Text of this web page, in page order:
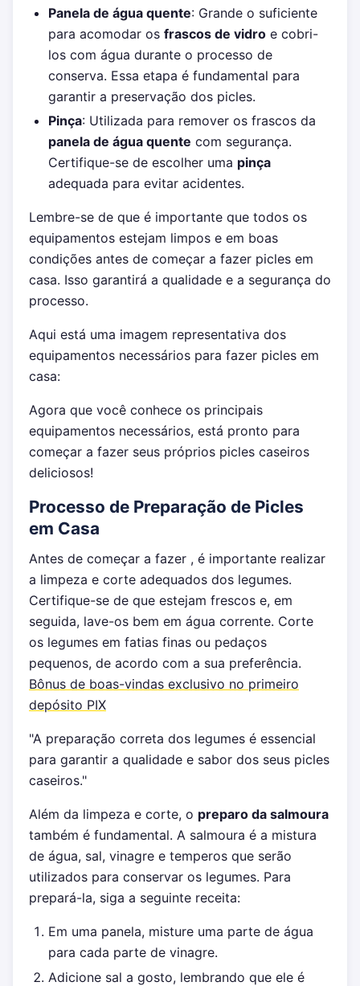
Panela de água quente: Grande o suficiente
para acomodar os frascos de vidro e cobri-
los com água durante o processo de
conserva. Essa etapa é fundamental para
garantir a preservação dos picles.
Pinça: Utilizada para remover os frascos da
panela de água quente com segurança.
Certifique-se de escolher uma pinça
adequada para evitar acidentes.
Lembre-se de que é importante que todos os
equipamentos estejam limpos e em boas
condições antes de começar a fazer picles em
casa. Isso garantirá a qualidade e a segurança do
processo.
Aqui está uma imagem representativa dos
equipamentos necessários para fazer picles em
casa:
Agora que você conhece os principais
equipamentos necessários, está pronto para
começar a fazer seus próprios picles caseiros
deliciosos!
Processo de Preparação de Picles
em Casa
Antes de começar a fazer , é importante realizar
a limpeza e corte adequados dos legumes.
Certifique-se de que estejam frescos e, em
seguida, lave-os bem em água corrente. Corte
os legumes em fatias finas ou pedaços
pequenos, de acordo com a sua preferência.
Bônus de boas-vindas exclusivo no primeiro
depósito PIX
"A preparação correta dos legumes é essencial
para garantir a qualidade e sabor dos seus picles
caseiros."
Além da limpeza e corte, o preparo da salmoura
também é fundamental. A salmoura é a mistura
de água, sal, vinagre e temperos que serão
utilizados para conservar os legumes. Para
prepará-la, siga a seguinte receita:
Em uma panela, misture uma parte de água
para cada parte de vinagre.
Adicione sal a gosto, lembrando que ele é